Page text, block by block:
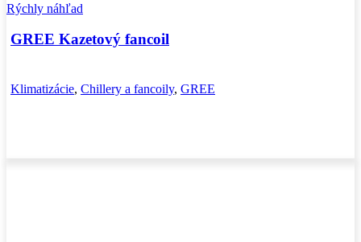
Rýchly náhľad
GREE Kazetový fancoil
Klimatizácie, Chillery a fancoily, GREE